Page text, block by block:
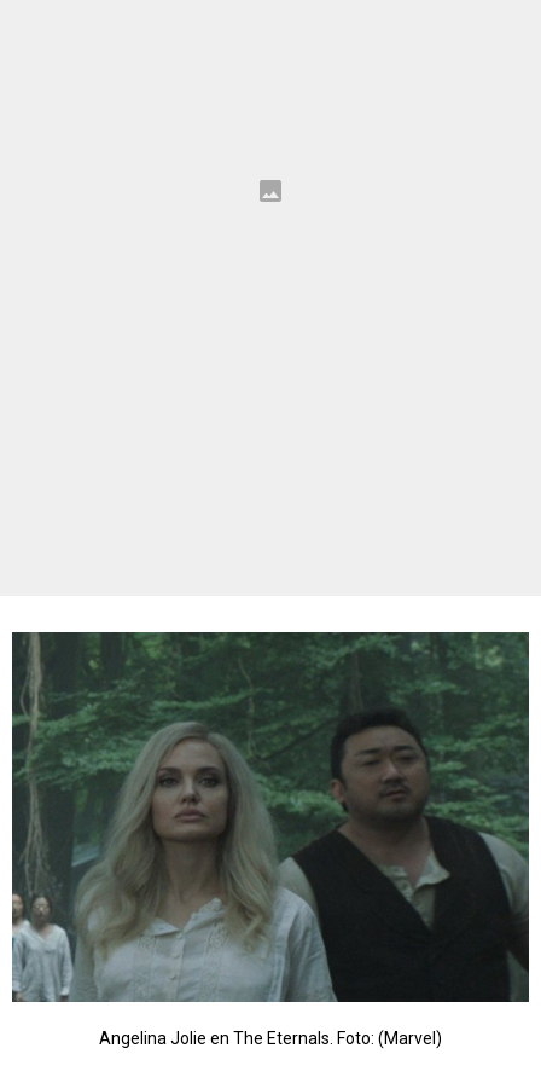
Angelina Jolie en The Eternals. Foto: (Marvel)